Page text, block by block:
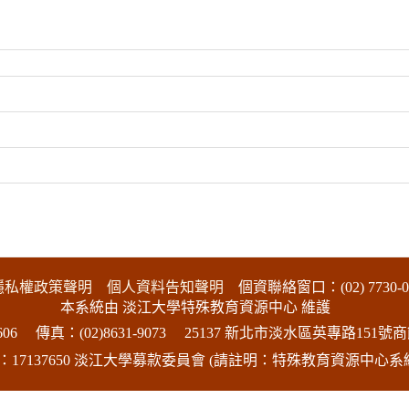
私權政策聲明 個人資料告知聲明 個資聯絡窗口：(02) 7730-
本系統由 淡江大學特殊教育資源中心 維護
傳真：(02)8631-9073
25137 新北市淡水區英專路151號
17137650 淡江大學募款委員會 (請註明：特殊教育資源中心系